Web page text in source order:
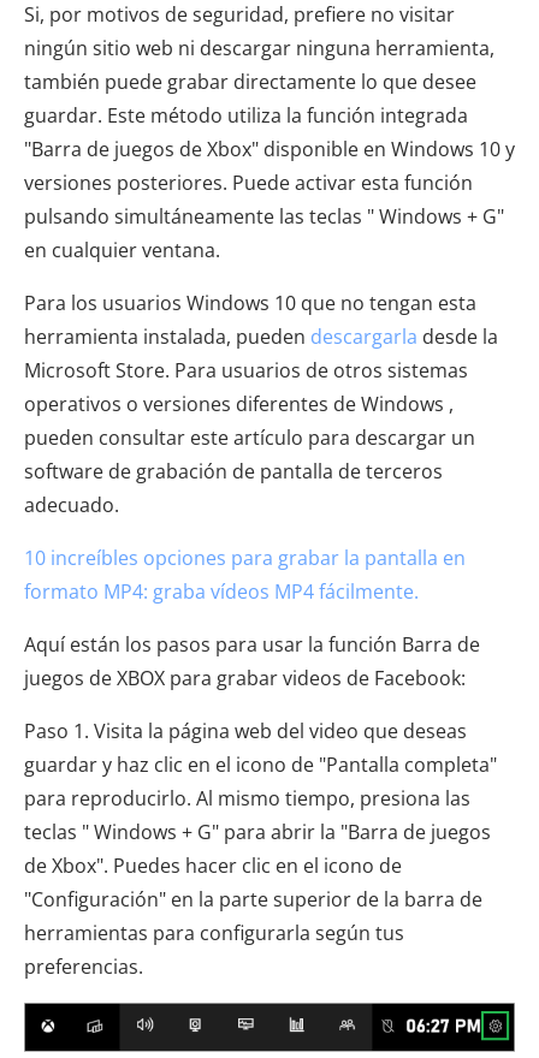
Si, por motivos de seguridad, prefiere no visitar
ningún sitio web ni descargar ninguna herramienta,
también puede grabar directamente lo que desee
guardar. Este método utiliza la función integrada
"Barra de juegos de Xbox" disponible en Windows 10 y
versiones posteriores. Puede activar esta función
pulsando simultáneamente las teclas " Windows + G"
en cualquier ventana.
Para los usuarios Windows 10 que no tengan esta
herramienta instalada, pueden descargarla desde la
Microsoft Store. Para usuarios de otros sistemas
operativos o versiones diferentes de Windows ,
pueden consultar este artículo para descargar un
software de grabación de pantalla de terceros
adecuado.
10 increíbles opciones para grabar la pantalla en
formato MP4: graba vídeos MP4 fácilmente.
Aquí están los pasos para usar la función Barra de
juegos de XBOX para grabar videos de Facebook:
Paso 1. Visita la página web del video que deseas
guardar y haz clic en el icono de "Pantalla completa"
para reproducirlo. Al mismo tiempo, presiona las
teclas " Windows + G" para abrir la "Barra de juegos
de Xbox". Puedes hacer clic en el icono de
"Configuración" en la parte superior de la barra de
herramientas para configurarla según tus
preferencias.